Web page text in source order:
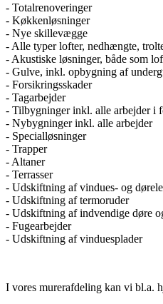
- Totalrenoveringer
- Køkkenløsninger
- Nye skillevægge
- Alle typer lofter, nedhængte,
- Akustiske løsninger, både som
- Gulve, inkl. opbygning af
- Forsikringsskader
- Tagarbejder
- Tilbygninger inkl. alle arbejder i
- Nybygninger inkl. alle arbejder
- Specialløsninger
- Trapper
- Altaner
- Terrasser
- Udskiftning af vindues- og
- Udskiftning af termoruder
- Udskiftning af indvendige døre
- Fugearbejder
- Udskiftning af vinduesplader
I vores murerafdeling kan vi bl.a.